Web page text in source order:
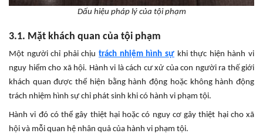
Dấu hiệu pháp lý của tội phạm
3.1. Mặt khách quan của tội phạm
Một người chỉ phải chịutrách nhiệm hình sựkhi thực hiện hành vi
nguy hiểm cho xã hội. Hành vi là cách cư xử của con người ra thế giới
khách quan được thể hiện bằng hành động hoặc không hành động
trách nhiệm hình sự chỉ phát sinh khi có hành vi phạm tội.
Hành vi đó có thể gây thiệt hại hoặc có nguy cơ gây thiệt hại cho xã
hội và mỗi quan hệ nhân quả của hành vi phạm tội.